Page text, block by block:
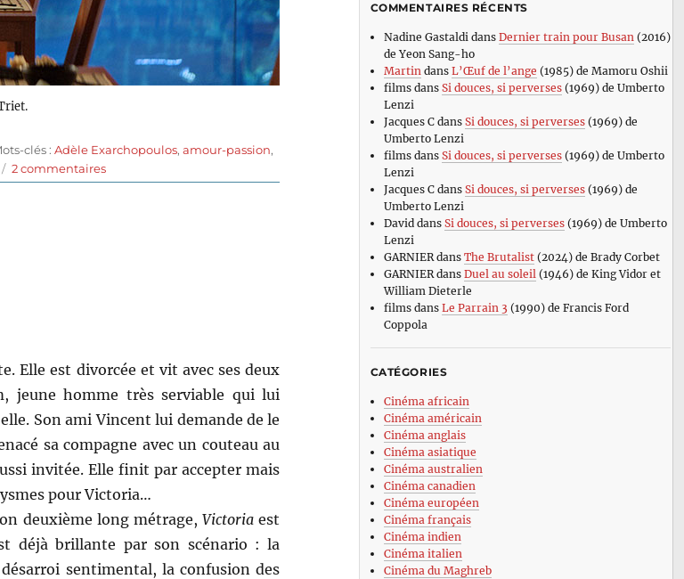
clés :Adèle Exarchopoulos,amour-passion,
2 commentairessur
Sibyl
Elle est divorcée et vit avec ses deux
jeune homme très serviable qui lui
Son ami Vincent lui demande de le
sa compagne avec un couteau au
invitée. Elle finit par accepter mais
pour Victoria…
deuxième long métrage,Victoria est
déjà brillante par son scénario : la
sentimental, la confusion des
COMMENTAIRES RÉCENTS
Nadine Gastaldi dans Dernier train pour Busan (2016)
de Yeon Sang-ho
Martin dans L’Œuf de l’ange (1985) de Mamoru Oshii
filmsdans Si douces, si perverses(1969) de Umberto
Lenzi
Jacques Cdans Si douces, si perverses(1969) de
Umberto Lenzi
filmsdans Si douces, si perverses(1969) de Umberto
Lenzi
Jacques Cdans Si douces, si perverses(1969) de
Umberto Lenzi
David dans Si douces, si perverses(1969) de Umberto
Lenzi
GARNIERdans The Brutalist(2024) de Brady Corbet
GARNIERdans Duel au soleil (1946) de King Vidor et
William Dieterle
filmsdans Le Parrain 3 (1990) de Francis Ford
Coppola
CATÉGORIES
Cinéma africain
Cinéma américain
Cinéma anglais
Cinéma asiatique
Cinéma australien
Cinéma canadien
Cinéma européen
Cinéma français
Cinéma indien
Cinéma italien
Cinéma du Maghreb